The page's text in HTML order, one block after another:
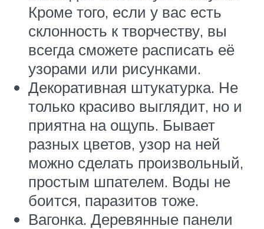
Кроме того, если у вас есть
склонность к творчеству, вы
всегда сможете расписать её
узорами или рисунками.
Декоративная штукатурка. Не
только красиво выглядит, но и
приятна на ощупь. Бывает
разных цветов, узор на ней
можно сделать произвольный,
простым шпателем. Воды не
боится, паразитов тоже.
Вагонка. Деревянные панели